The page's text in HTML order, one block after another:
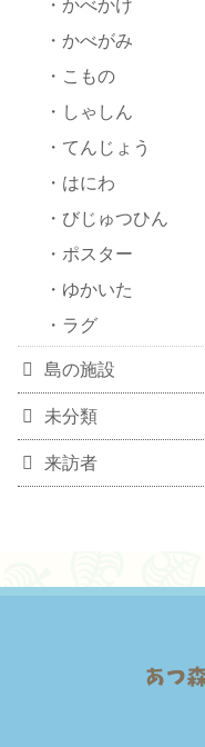
かべかけ
かべがみ
こもの
しゃしん
てんじょう
はにわ
びじゅつひん
ポスター
ゆかいた
ラグ
島の施設
未分類
来訪者